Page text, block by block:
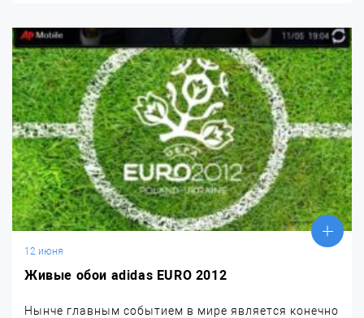
12 июня
Живые обои adidas EURO 2012
Нынче главным событием в мире является конечно